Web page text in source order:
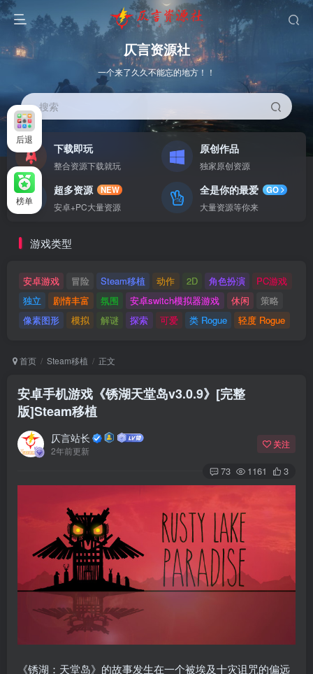
仄言资源社
一个来了久久不能忘的地方！！
搜索
下载即玩
整合资源下载就玩
原创作品
独家原创资源
超多资源
NEW
安卓+PC大量资源
全是你的最爱
GO
大量资源等你来
游戏类型
安卓游戏 冒险 Steam移植 动作 2D 角色扮演
PC游戏
独立
剧情丰富 氛围 安卓switch模拟器游戏 休闲
策略
像素图形
模拟 解谜 探索 可爱 类 Rogue 轻度 Rogue
首页 Steam移植 正文
安卓手机游戏《锈湖天堂岛v3.0.9》[完整
版]Steam移植
仄言站长
2年前更新
关注
73 1161 3
《锈湖：天堂岛》的故事发生在一个被埃及十灾诅咒的偏远
后退
榜单